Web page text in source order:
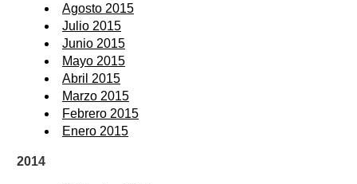
Agosto 2015
Julio 2015
Junio 2015
Mayo 2015
Abril 2015
Marzo 2015
Febrero 2015
Enero 2015
2014